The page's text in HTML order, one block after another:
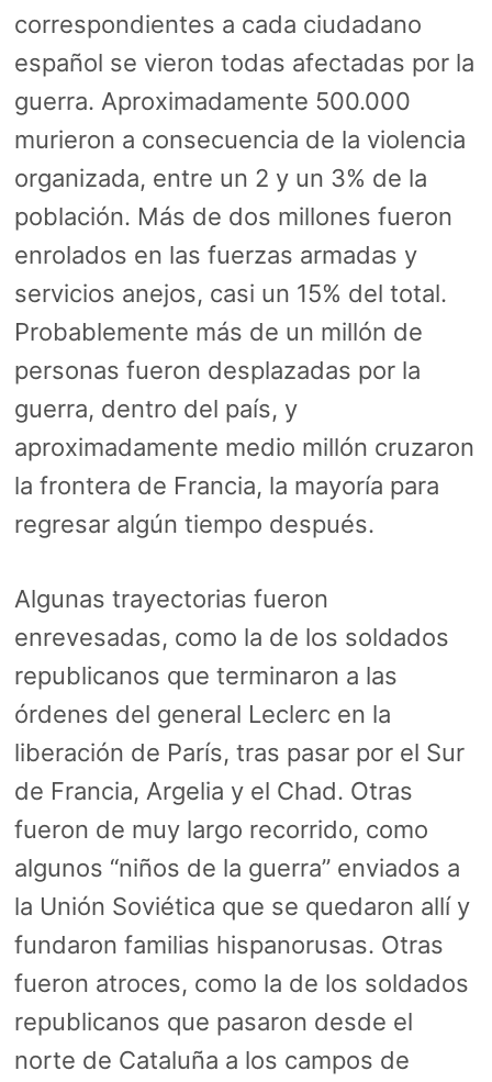
correspondientes a cada ciudadano
español se vieron todas afectadas por la
guerra. Aproximadamente 500.000
murieron a consecuencia de la violencia
organizada, entre un 2 y un 3% de la
población. Más de dos millones fueron
enrolados en las fuerzas armadas y
servicios anejos, casi un 15% del total.
Probablemente más de un millón de
personas fueron desplazadas por la
guerra, dentro del país, y
aproximadamente medio millón cruzaron
la frontera de Francia, la mayoría para
regresar algún tiempo después.
Algunas trayectorias fueron
enrevesadas, como la de los soldados
republicanos que terminaron a las
órdenes del general Leclerc en la
liberación de París, tras pasar por el Sur
de Francia, Argelia y el Chad. Otras
fueron de muy largo recorrido, como
algunos “niños de la guerra” enviados a
la Unión Soviética que se quedaron allí y
fundaron familias hispanorusas. Otras
fueron atroces, como la de los soldados
republicanos que pasaron desde el
norte de Cataluña a los campos de